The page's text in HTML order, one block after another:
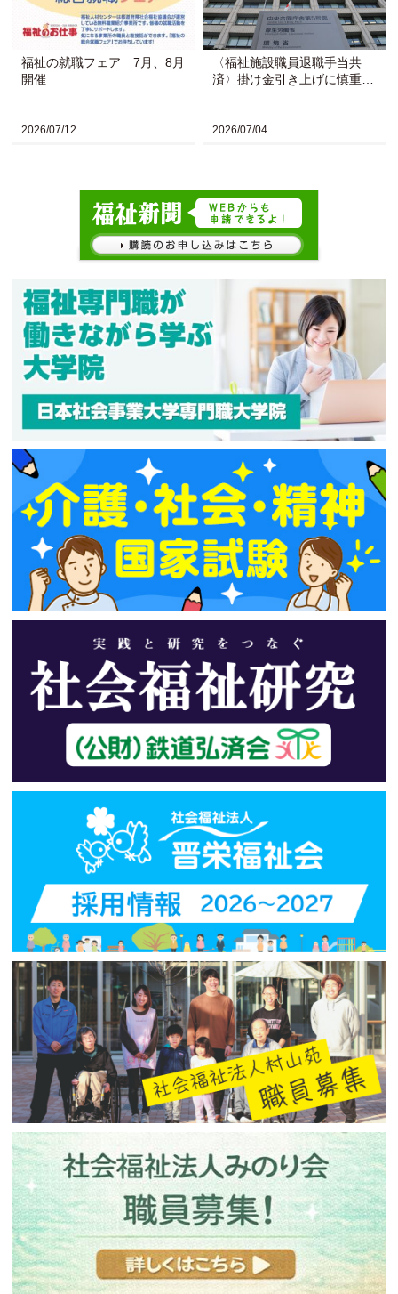
2026/07/12
福祉の就職フェア 7月、8月
開催
2026/07/04
〈福祉施設職員退職手当共
済〉掛け金引き上げに慎重な